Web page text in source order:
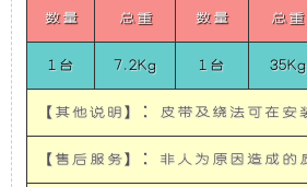
使
电
撼
路
者
人
防
通
信
指
挥
数量 总重 数量 总重
1台 7.2Kg 1台 35Kg
【其他说明】：皮带及绕法可在
【售后服务】：非人为原因造成